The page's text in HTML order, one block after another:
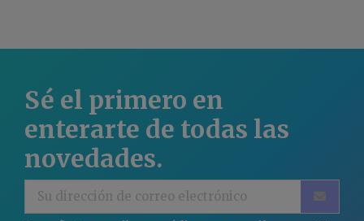
Sé el primero en
enterarte de todas las
novedades.